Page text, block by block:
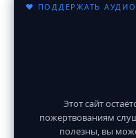
♥ ПОДДЕРЖАТЬ
Этот сайт
пожертвованиям
полезны, вы